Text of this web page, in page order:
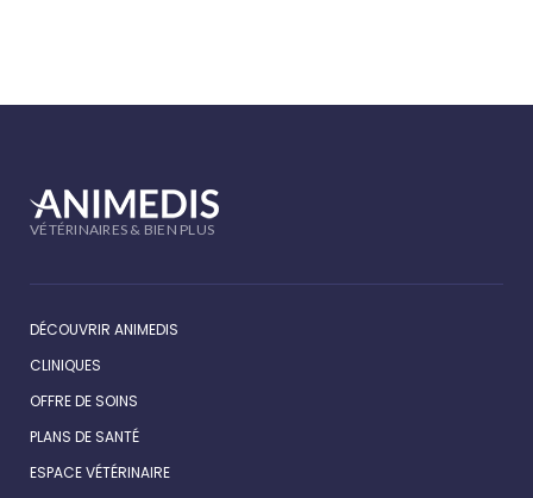
VÉTÉRINAIRES & BIEN PLUS
DÉCOUVRIR ANIMEDIS
CLINIQUES
OFFRE DE SOINS
PLANS DE SANTÉ
ESPACE VÉTÉRINAIRE